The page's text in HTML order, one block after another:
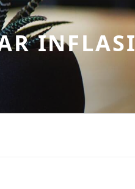
INFLASI